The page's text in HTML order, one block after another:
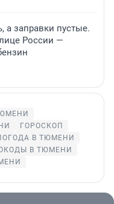
а заправки пустые.
России —
ГОРОСКОП
В ТЮМЕНИ
В ТЮМЕНИ